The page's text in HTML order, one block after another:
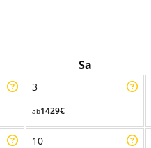
Sa
3
ab1429€
10